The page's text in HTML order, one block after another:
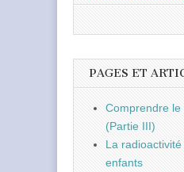
PAGES ET
Comprendre le
(Partie III)
La
enfants